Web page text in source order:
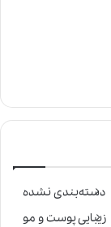
دسته‌بندی نشده
زیبایی پوست و مو